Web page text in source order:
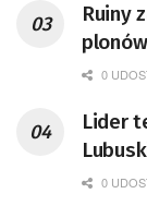
doktor
Ruiny
plonów
0
Lider
0